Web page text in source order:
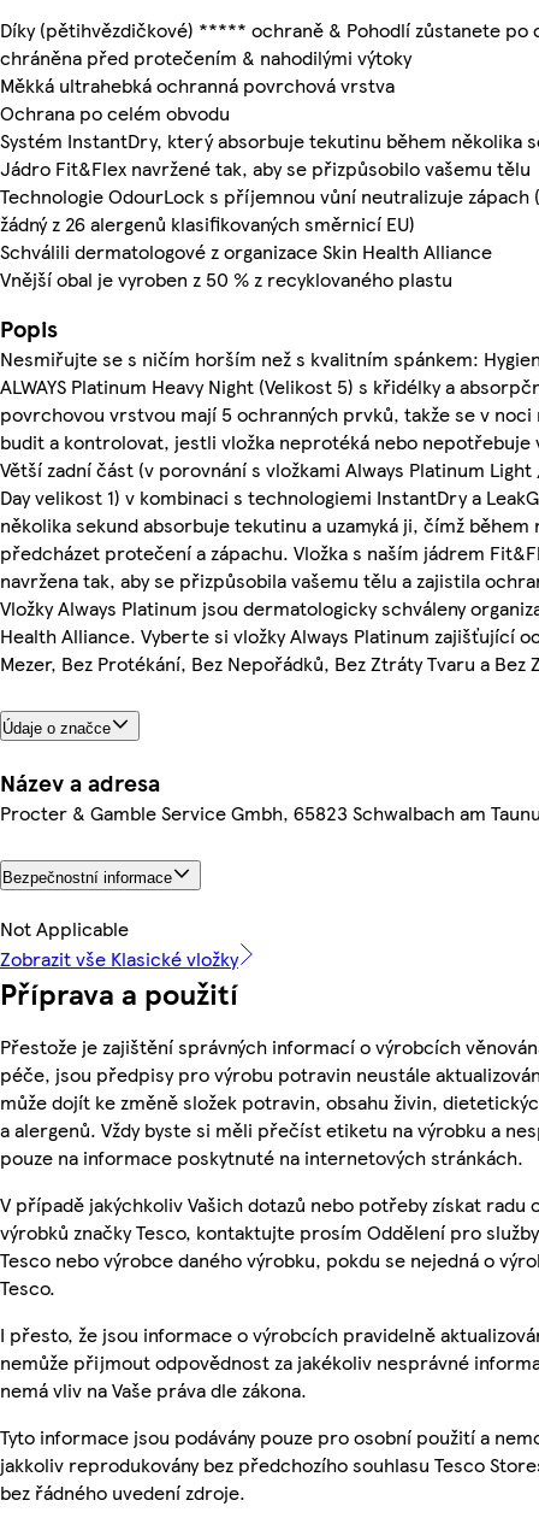
Díky (pětihvězdičkové) ***** ochraně & Pohodlí zůstanete po
chráněna před protečením & nahodilými výtoky
Měkká ultrahebká ochranná povrchová vrstva
Ochrana po celém obvodu
Systém InstantDry, který absorbuje tekutinu během několika
Jádro Fit&Flex navržené tak, aby se přizpůsobilo vašemu tělu
Technologie OdourLock s příjemnou vůní neutralizuje zápach
žádný z 26 alergenů klasifikovaných směrnicí EU)
Schválili dermatologové z organizace Skin Health Alliance
Vnější obal je vyroben z 50 % z recyklovaného plastu
Popis
Nesmiřujte se s ničím horším než s kvalitním spánkem:
ALWAYS Platinum Heavy Night (Velikost 5) s křidélky a
povrchovou vrstvou mají 5 ochranných prvků, takže se v
budit a kontrolovat, jestli vložka neprotéká nebo nepotřebuje
Větší zadní část (v porovnání s vložkami Always Platinum
Day velikost 1) v kombinaci s technologiemi InstantDry a
několika sekund absorbuje tekutinu a uzamyká ji, čímž během
předcházet protečení a zápachu. Vložka s naším jádrem
navržena tak, aby se přizpůsobila vašemu tělu a zajistila
Vložky Always Platinum jsou dermatologicky schváleny
Health Alliance. Vyberte si vložky Always Platinum zajišťující
Mezer, Bez Protékání, Bez Nepořádků, Bez Ztráty Tvaru a Bez
Údaje o značce
Název a adresa
Procter & Gamble Service Gmbh, 65823 Schwalbach am
Bezpečnostní informace
Not Applicable
Zobrazit vše Klasické vložky
Příprava a použití
Přestože je zajištění správných informací o výrobcích
péče, jsou předpisy pro výrobu potravin neustále
může dojít ke změně složek potravin, obsahu živin,
a alergenů. Vždy byste si měli přečíst etiketu na výrobku a
pouze na informace poskytnuté na internetových stránkách.
V případě jakýchkoliv Vašich dotazů nebo potřeby získat radu
výrobků značky Tesco, kontaktujte prosím Oddělení pro
Tesco nebo výrobce daného výrobku, pokdu se nejedná o
Tesco.
I přesto, že jsou informace o výrobcích pravidelně
nemůže přijmout odpovědnost za jakékoliv nesprávné
nemá vliv na Vaše práva dle zákona.
Tyto informace jsou podávány pouze pro osobní použití a
jakkoliv reprodukovány bez předchozího souhlasu Tesco
bez řádného uvedení zdroje.